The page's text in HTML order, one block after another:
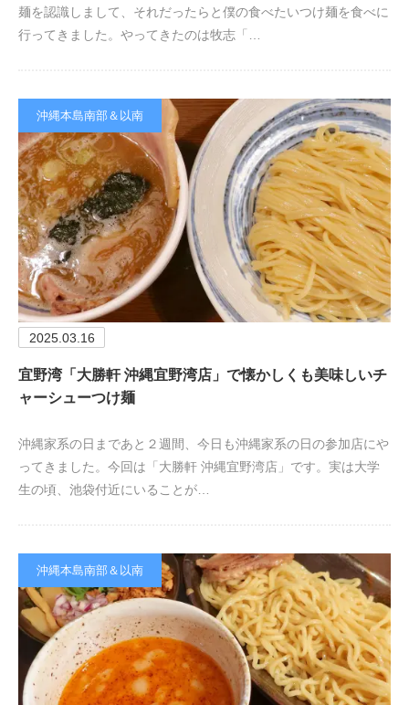
麺を認識しまして、それだったらと僕の食べたいつけ麺を食べに
行ってきました。やってきたのは牧志「…
沖縄本島南部＆以南
2025.03.16
宜野湾「大勝軒 沖縄宜野湾店」で懐かしくも美味しいチ
ャーシューつけ麺
沖縄家系の日まであと２週間、今日も沖縄家系の日の参加店にや
ってきました。今回は「大勝軒 沖縄宜野湾店」です。実は大学
生の頃、池袋付近にいることが…
沖縄本島南部＆以南